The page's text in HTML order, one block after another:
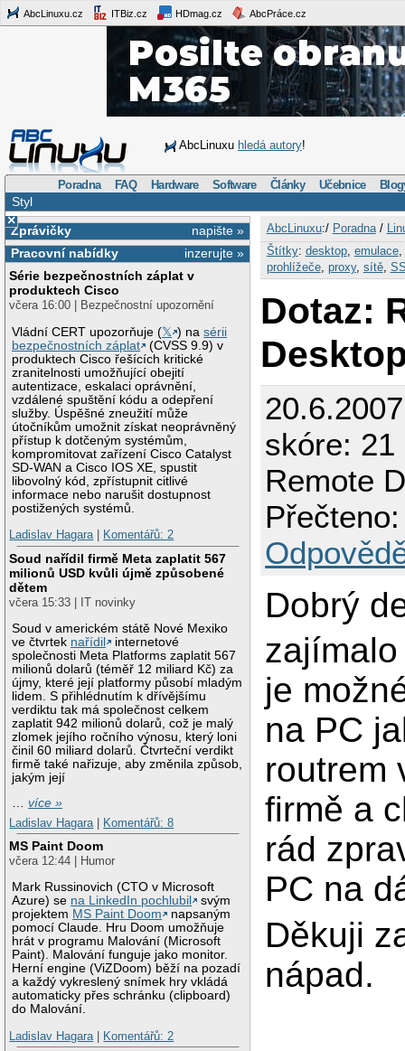
AbcLinuxu.cz ITBiz.cz HDmag.cz AbcPráce.cz
AbcLinuxu hledá autory!
Poradna FAQ Hardware Software Články Učebnice
Styl
×
napište »
Zprávičky
inzerujte »
Pracovní nabídky
Série bezpečnostních záplat v
produktech Cisco
včera 16:00 | Bezpečnostní upozornění
Vládní CERT upozorňuje (𝕏 ) nasérii
bezpečnostních záplat
(CVSS 9.9) v
produktech Cisco řešících kritické
zranitelnosti umožňující obejití
autentizace, eskalaci oprávnění,
vzdálené spuštění kódu a odepření
služby. Úspěšné zneužití může
útočníkům umožnit získat neoprávněný
přístup k dotčeným systémům,
kompromitovat zařízení Cisco Catalyst
SD-WAN a Cisco IOS XE, spustit
libovolný kód, zpřístupnit citlivé
informace nebo narušit dostupnost
postižených systémů.
Ladislav Hagara| Komentářů: 2
Soud nařídil firmě Meta zaplatit 567
milionů USD kvůli újmě způsobené
dětem
včera 15:33 | IT novinky
Soud v americkém státě Nové Mexiko
ve čtvrtek nařídil
internetové
společnosti Meta Platforms zaplatit 567
milionů dolarů (téměř 12 miliard Kč) za
újmy, které její platformy působí mladým
lidem. S přihlédnutím k dřívějšímu
verdiktu tak má společnost celkem
zaplatit 942 milionů dolarů, což je malý
zlomek jejího ročního výnosu, který loni
činil 60 miliard dolarů. Čtvrteční verdikt
firmě také nařizuje, aby změnila způsob,
jakým její
…více »
Ladislav Hagara
Komentářů: 8
MS Paint Doom
včera 12:44 | Humor
Mark Russinovich (CTO v Microsoft
Azure) se na LinkedIn pochlubil
svým
projektem MS Paint Doom
napsaným
pomocí Claude. Hru Doom umožňuje
hrát v programu Malování (Microsoft
Paint). Malování funguje jako monitor.
Herní engine (ViZDoom) běží na pozadí
a každý vykreslený snímek hry vkládá
automaticky přes schránku (clipboard)
do Malování.
Ladislav Hagara
Komentářů: 2
AbcLinuxu:/ Poradna/
Štítky: desktop, emulace,
prohlížeče, proxy, sítě,
Dotaz:
skóre: 21
Remote
Dobrý
je
na PC
routrem
firmě a
rád
PC na
Děkuji
nápad.